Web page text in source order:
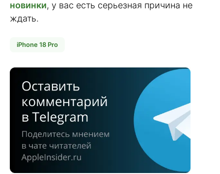
новинки, у вас есть серьезная причина не
ждать.
iPhone 18 Pro